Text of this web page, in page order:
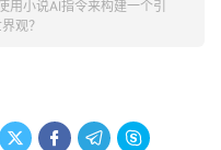
用小说AI指令来构建一个引
观？
   